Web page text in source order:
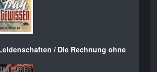
/ Die Rechnung ohne